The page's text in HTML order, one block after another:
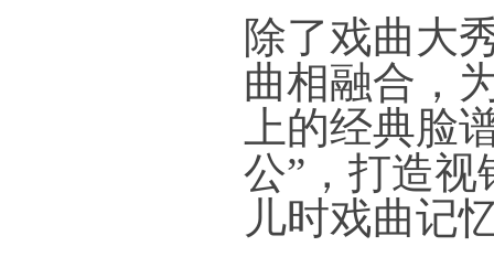
除了戏曲大
曲相融合，
上的经典脸
公”，打造
儿时戏曲记